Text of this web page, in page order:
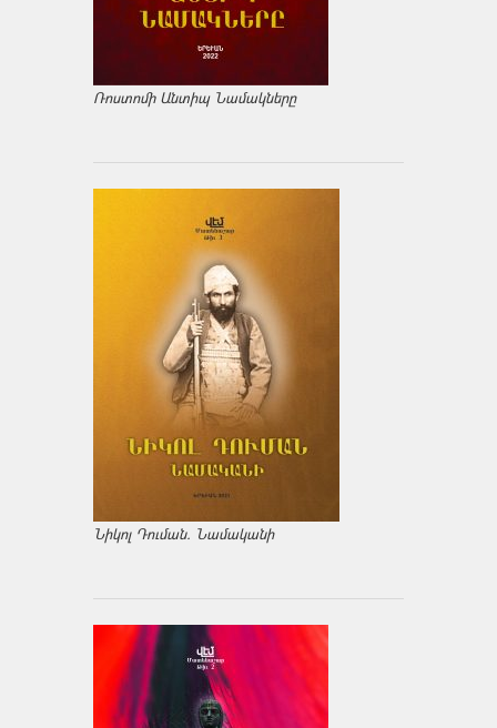
Ռոստոմի Անտիպ Նամակները
Նիկոլ Դուման. Նամականի